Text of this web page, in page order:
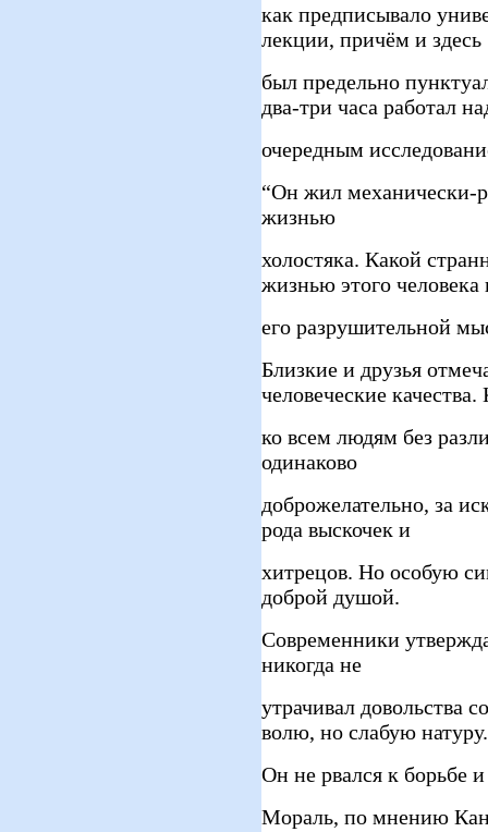
как предписывало
лекции, причём и здесь
был предельно
два-три часа работал
очередным
“Он жил механически-
жизнью
холостяка. Какой
жизнью этого человека
его разрушительной
Близкие и друзья
человеческие качества.
ко всем людям без
одинаково
доброжелательно, за
рода выскочек и
хитрецов. Но особую
доброй душой.
Современники
никогда не
утрачивал довольства
волю, но слабую натуру.
Он не рвался к борьбе
Мораль, по мнению